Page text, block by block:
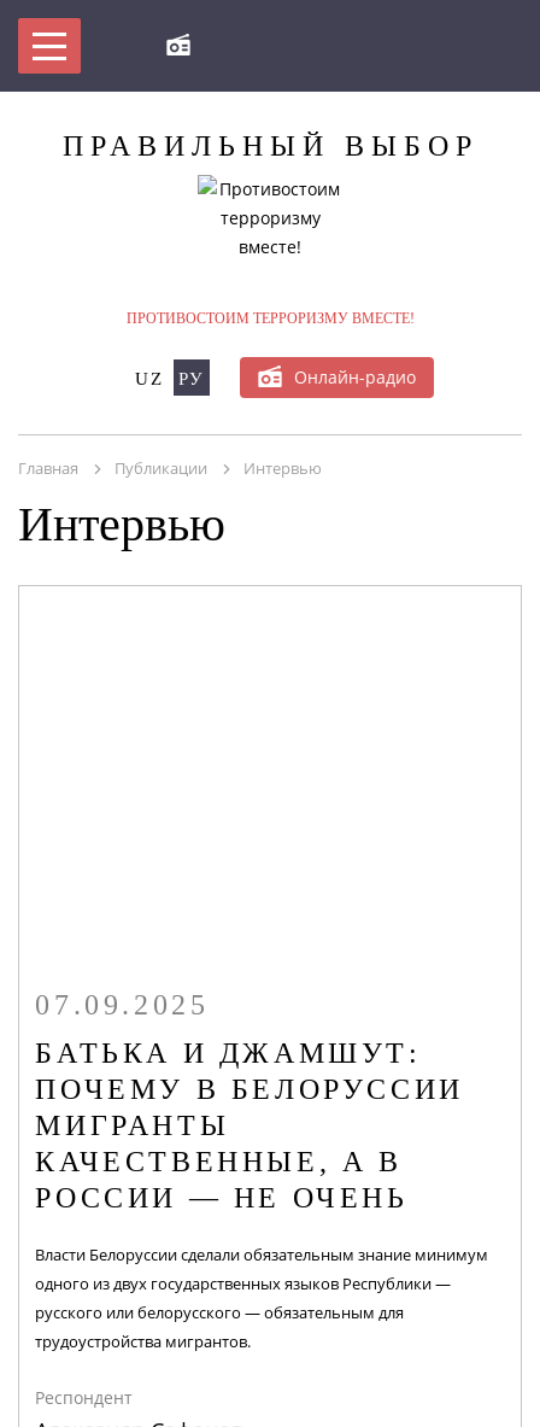
МЫ ПРОТИВ ТЕРРОРИЗМА!
ЭКСТРЕМИЗМУ
ПРАВИЛЬНЫЙ ВЫБОР
ПРОТИВОСТОИМ ТЕРРОРИЗМУ ВМЕСТЕ!
UZ РУ Онлайн-радио
Главная Публикации Интервью
Интервью
07.09.2025
БАТЬКА И ДЖАМШУТ:
ПОЧЕМУ В БЕЛОРУССИИ
МИГРАНТЫ
КАЧЕСТВЕННЫЕ, А В
РОССИИ — НЕ ОЧЕНЬ
Власти Белоруссии сделали обязательным знание минимум
одного из двух государственных языков Республики —
русского или белорусского — обязательным для
трудоустройства мигрантов.
Респондент